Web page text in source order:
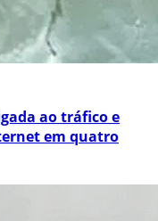
ao tráfico e
em quatro